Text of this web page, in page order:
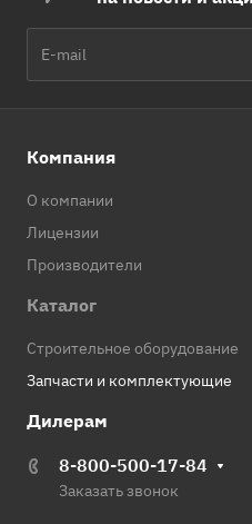
Компания
О компании
Лицензии
Производители
Каталог
Строительное оборудование
Запчасти и комплектующие
Дилерам
8-800-500-17-84
Заказать звонок